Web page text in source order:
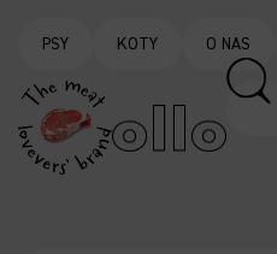
PSY KOTY O NAS